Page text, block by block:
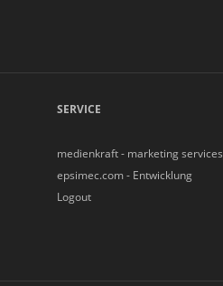
SERVICE
medienkraft - marketing services
epsimec.com - Entwicklung
Logout